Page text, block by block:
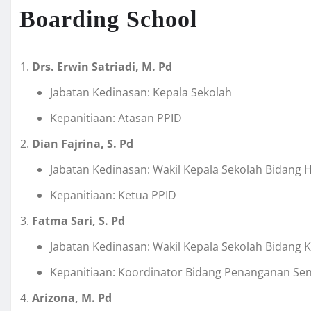
Boarding School
Drs. Erwin Satriadi, M. Pd
Jabatan Kedinasan: Kepala Sekolah
Kepanitiaan: Atasan PPID
Dian Fajrina, S. Pd
Jabatan Kedinasan: Wakil Kepala Sekolah Bidang
Kepanitiaan: Ketua PPID
Fatma Sari, S. Pd
Jabatan Kedinasan: Wakil Kepala Sekolah Bidang
Kepanitiaan: Koordinator Bidang Penanganan
Arizona, M. Pd